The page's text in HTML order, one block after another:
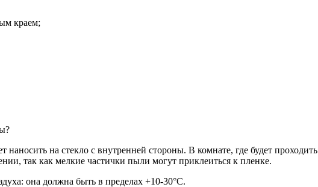
краем;
на стекло с внутренней стороны. В комнате, где будет
так как мелкие частички пыли могут приклеиться к пленке.
она должна быть в пределах +10-30°С.